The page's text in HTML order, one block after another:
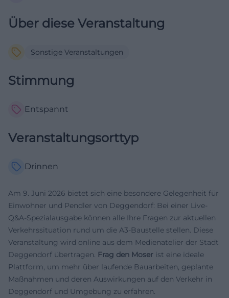
Über diese Veranstaltung
Sonstige Veranstaltungen
Stimmung
Entspannt
Veranstaltungsorttyp
Drinnen
Am 9. Juni 2026 bietet sich eine besondere Gelegenheit für
Einwohner und Pendler von Deggendorf: Bei einer Live-
Q&A-Spezialausgabe können alle Ihre Fragen zur aktuellen
Verkehrssituation rund um die A3-Baustelle stellen. Diese
Veranstaltung wird online aus dem Medienatelier der Stadt
Deggendorf übertragen. Frag den Moser ist eine ideale
Plattform, um mehr über laufende Bauarbeiten, geplante
Maßnahmen und deren Auswirkungen auf den Verkehr in
Deggendorf und Umgebung zu erfahren.